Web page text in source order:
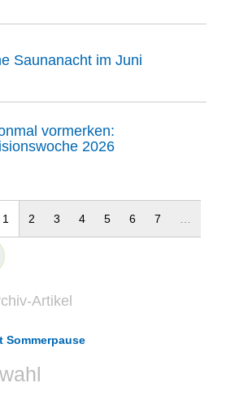
Saunanacht im Juni
vormerken:
2026
1 (aktuell)
2 3 4 5 6 7 …
Artikel
Sommerpause